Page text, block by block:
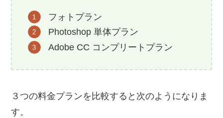
フォトプラン
Photoshop 単体プラン
Adobe CC コンプリートプラン
３つの料金プランを比較すると次のようになりま
す。